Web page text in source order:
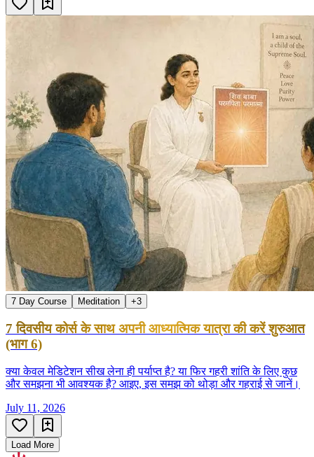
7 Day Course Meditation +3
7 दिवसीय कोर्स के साथ अपनी आध्यात्मिक यात्रा की करें शुरुआत
(भाग 6)
क्या केवल मेडिटेशन सीख लेना ही पर्याप्त है? या फिर गहरी शांति के लिए कुछ
और समझना भी आवश्यक है? आइए, इस समझ को थोड़ा और गहराई से जानें।
July 11, 2026
Load More